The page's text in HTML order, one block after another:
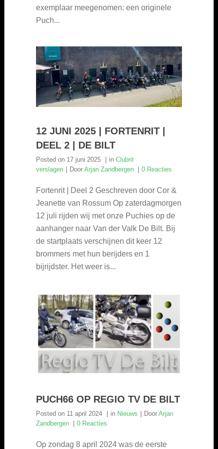
exemplaar meegenomen: een originele
Puch...
12 JUNI 2025 | FORTENRIT |
DEEL 2 | DE BILT
Posted on 17 juni 2025 in Clubrit
verslagen
Door Arjan Zandbergen 0 Reacties
Fortenrit | Deel 2 Geschreven door Cor &
Jeanette van Rossum Op zaterdagmorgen
12 juli rijden wij met onze Puchies op de
aanhanger naar Van der Valk De Bilt. Bij
de startplaats verschijnen dit keer 12
brommers met hun berijders en 1
bijrijdster. Het weer is...
PUCH66 OP REGIO TV DE BILT
Posted on 11 april 2024 in Nieuws Door Arjan
Zandbergen
0 Reacties
Op zondag 8 april 2024 was de eerste